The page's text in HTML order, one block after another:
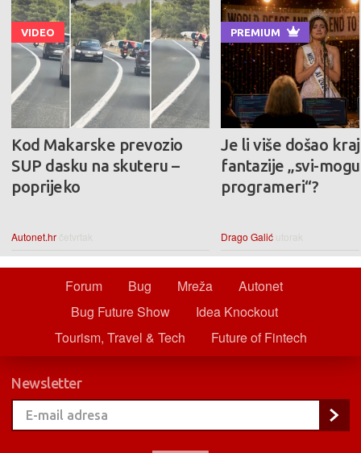
VIDEO
Kod Makarske prevozio
SUP dasku na skuteru –
poprijeko
Autonet.hr četvrtak
PREMIUM
Je li više došao kraj
fantazije „svi-
programeri“?
Drago Galić utorak
Forum Bug Mreža
Autonet
Bug Future Show
Idea Knockout
Tourism, Travel & Tech
Future of Fintech
Newsletter